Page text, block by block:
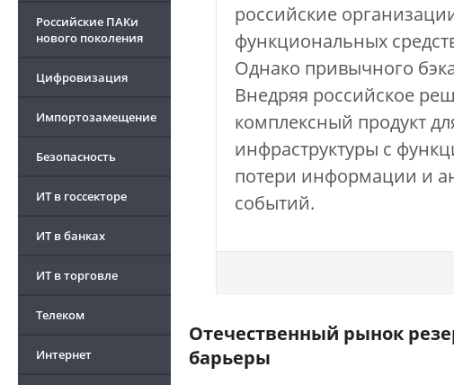
Российские ПАКи
нового поколения
Цифровизация
Импортозамещение
Безопасность
ИТ в госсекторе
ИТ в банках
ИТ в торговле
Телеком
Интернет
российские
функциональных
Однако привычного
Внедряя российское
комплексный продукт
инфраструктуры с
потери информации и
событий.
Отечественный рынок
барьеры